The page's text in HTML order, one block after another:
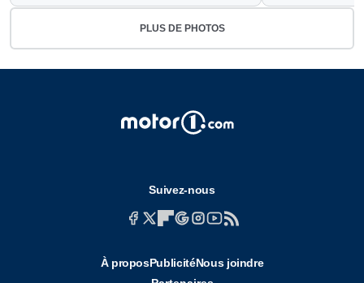
PLUS DE PHOTOS
Suivez-nous
À proposPublicitéNous joindre